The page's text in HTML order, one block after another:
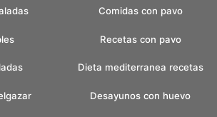
Comidas con pavo
Recetas con pavo
Dieta mediterranea recetas
Desayunos con huevo